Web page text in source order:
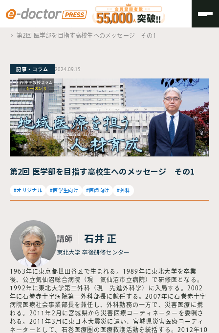
TOP
第2回 医学部を目指す高校生へのメッセージ その1
記事・コラム 2024.09.15
第2回 医学部を目指す高校生へのメッセージ その1
#オリジナル #医学生向け #医師向け #外科
講師 石井 正
東北大学 卒後研修センター
1963年に東京都世田谷区で生まれる。1989年に東北大学を卒業
後、公立気仙沼総合病院（現 気仙沼市立病院）で研修医となる。
1992年に東北大学第二外科（現 先進外科学）に入局する。2002
年に石巻赤十字病院第一外科部長に就任する。2007年に石巻赤十字
病院医療社会事業部長を兼任し、外科勤務の一方で、災害医療に携
わる。2011年2月に宮城県から災害医療コーディネーターを委嘱さ
れる。2011年3月に東日本大震災に遭い、宮城県災害医療コーディ
ネーターとして、石巻医療圏の医療救護活動を統括する。2012年10